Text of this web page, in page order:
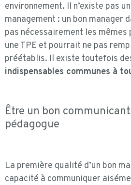
environnement. Il n’existe pas
management : un bon manager
pas nécessairement les
une TPE et pourrait ne pas
préétablis. Il existe toutefois
indispensables communes à
Être un bon
pédagogue
La première qualité d’un bon
capacité à communiquer